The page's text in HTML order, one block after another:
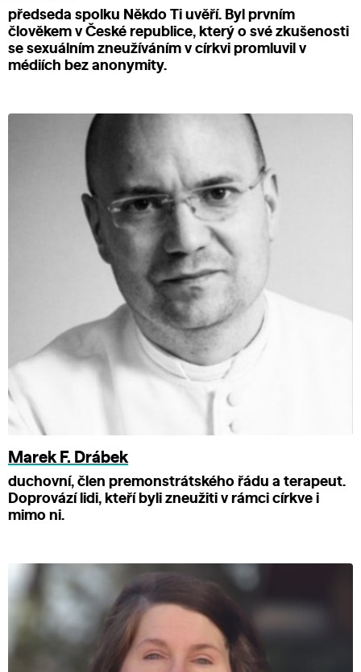
předseda spolku Někdo Ti uvěří. Byl prvním
člověkem v České republice, který o své zkušenosti
se sexuálním zneužíváním v církvi promluvil v
médiích bez anonymity.
Marek F. Drábek
duchovní, člen premonstrátského řádu a terapeut.
Doprovází lidi, kteří byli zneužiti v rámci církve i
mimo ni.